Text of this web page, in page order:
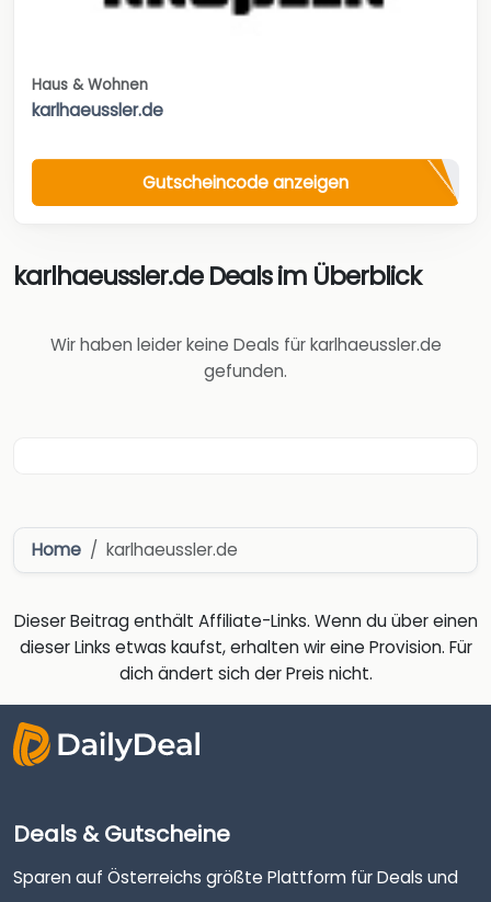
Haus & Wohnen
karlhaeussler.de
Gutscheincode anzeigen
karlhaeussler.de Deals im Überblick
Wir haben leider keine Deals für karlhaeussler.de
gefunden.
Home karlhaeussler.de
Dieser Beitrag enthält Affiliate-Links. Wenn du über einen
dieser Links etwas kaufst, erhalten wir eine Provision. Für
dich ändert sich der Preis nicht.
Deals & Gutscheine
Sparen auf Österreichs größte Plattform für Deals und